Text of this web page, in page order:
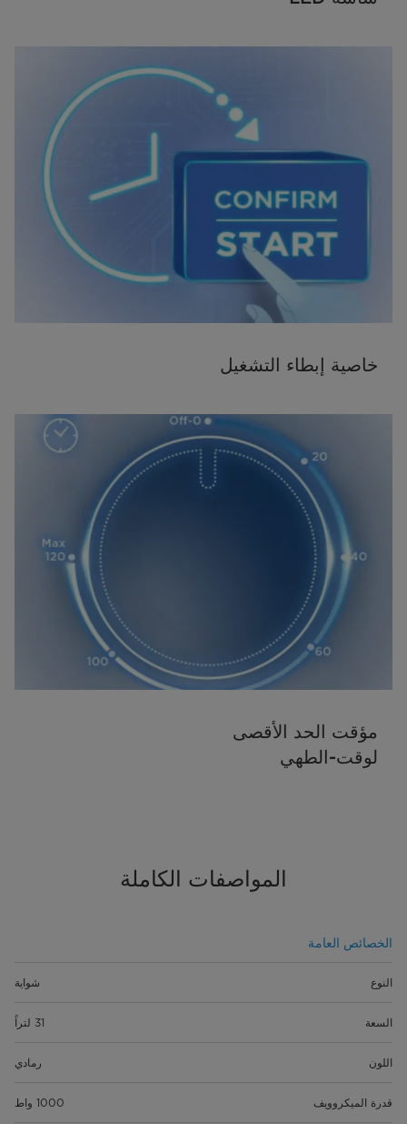
خاصية إبطاء التشغيل
مؤقت الحد الأقصى
لوقت-الطهي
المواصفات الكاملة
الخصائص العامة
النوع شواية
السعة 31 لتراً
اللون رمادي
قدرة الميكروويف 1000 واط